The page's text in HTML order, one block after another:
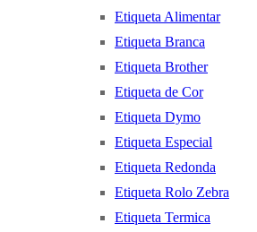
Etiqueta Alimentar
Etiqueta Branca
Etiqueta Brother
Etiqueta de Cor
Etiqueta Dymo
Etiqueta Especial
Etiqueta Redonda
Etiqueta Rolo Zebra
Etiqueta Termica